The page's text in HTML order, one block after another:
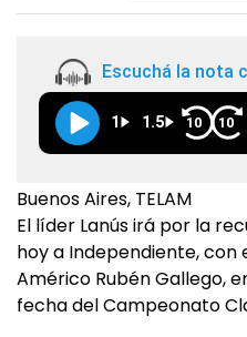
Escuchá la nota
1 1.5 10 10
Buenos Aires, TELAM
El líder Lanús irá por la
hoy a Independiente,
Américo Rubén Gallego,
fecha del Campeonato